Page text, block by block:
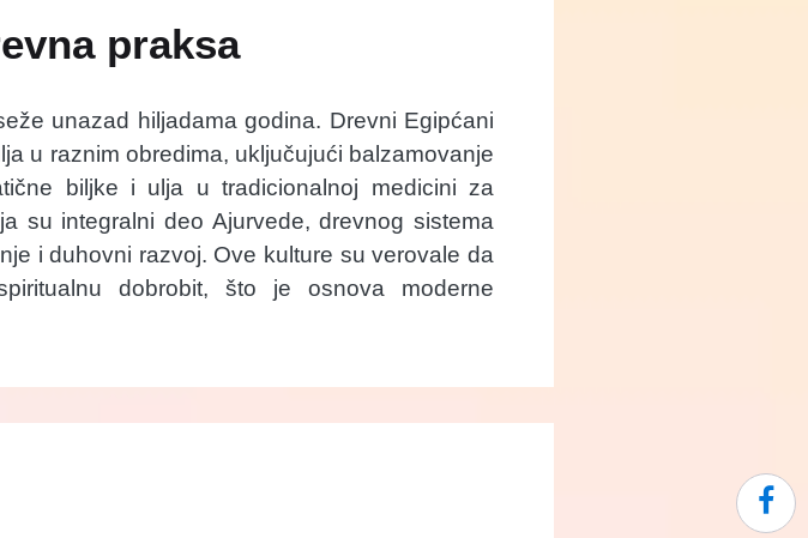
praksa
unazad hiljadama godina. Drevni Egipćani
u raznim obredima, uključujući balzamovanje
biljke i ulja u tradicionalnoj medicini za
su integralni deo Ajurvede, drevnog sistema
i duhovni razvoj. Ove kulture su verovale da
dobrobit, što je osnova moderne